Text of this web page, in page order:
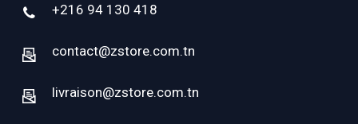
+216 94 130 418
contact@zstore.com.tn
livraison@zstore.com.tn